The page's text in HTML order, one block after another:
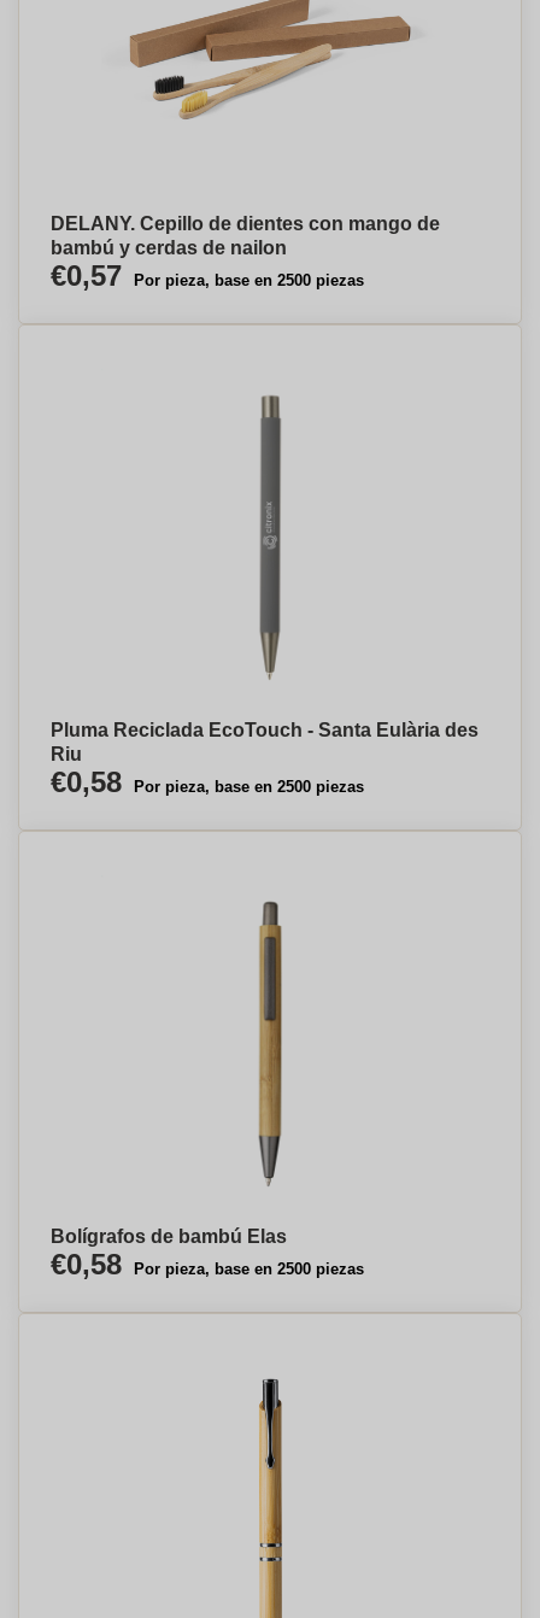
DELANY. Cepillo de dientes con mango de
bambú y cerdas de nailon
€0,57 Por pieza, base en 2500 piezas
Pluma Reciclada EcoTouch - Santa Eulària des
Riu
€0,58 Por pieza, base en 2500 piezas
Bolígrafos de bambú Elas
€0,58 Por pieza, base en 2500 piezas